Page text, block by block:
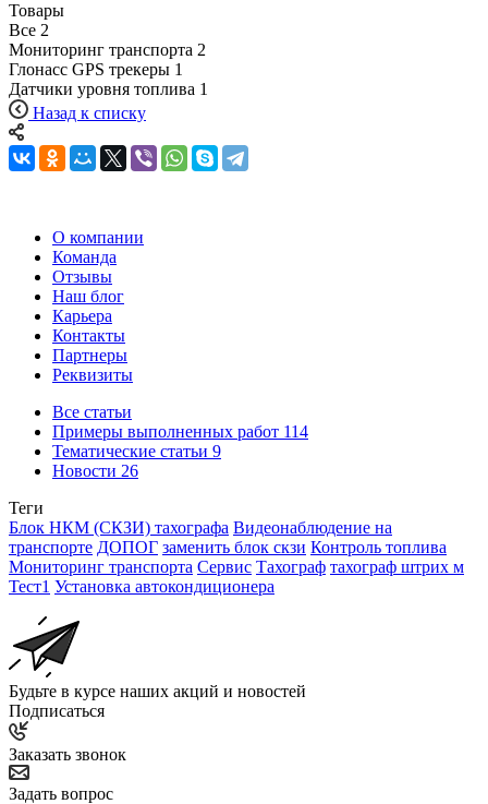
Товары
Все 2
Мониторинг транспорта 2
Глонасс GPS трекеры 1
Датчики уровня топлива 1
Назад к списку
О компании
Команда
Отзывы
Наш блог
Карьера
Контакты
Партнеры
Реквизиты
Все статьи
Примеры выполненных работ 114
Тематические статьи 9
Новости 26
Теги
Блок НКМ (СКЗИ) тахографа Видеонаблюдение на
транспорте ДОПОГ заменить блок скзи Контроль топлива
Мониторинг транспорта Сервис Тахограф тахограф штрих м
Тест1 Установка автокондиционера
Будьте в курсе наших акций и новостей
Подписаться
Заказать звонок
Задать вопрос